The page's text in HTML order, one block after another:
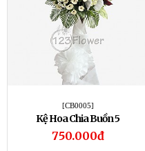
[CB0005]
Kệ Hoa Chia Buồn 5
750.000đ